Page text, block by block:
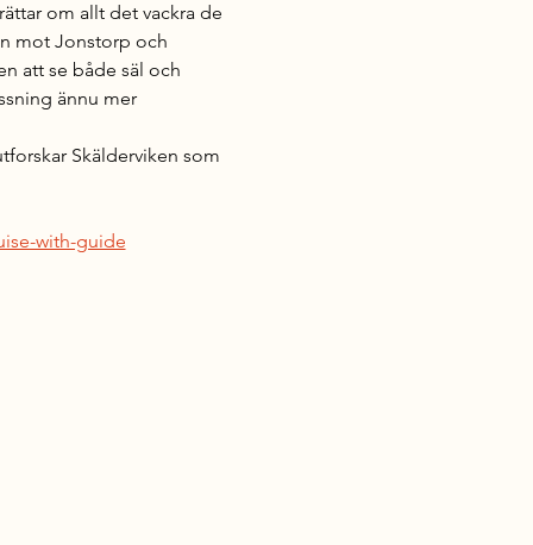
om allt det vackra de
mot Jonstorp och
att se både säl och
ännu mer
Skälderviken som
with-guide